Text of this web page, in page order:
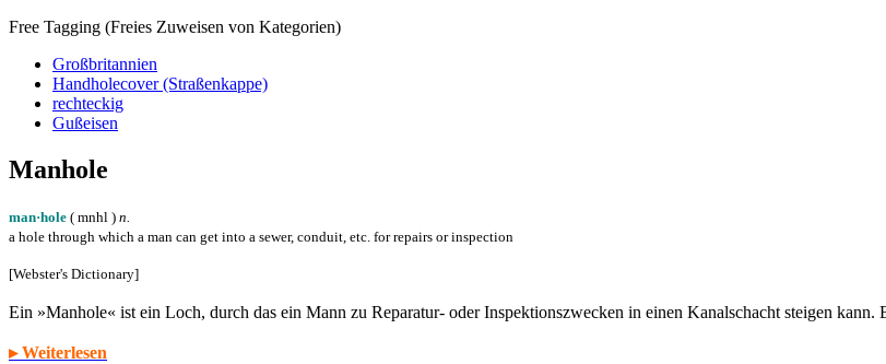
Free Tagging (Freies Zuweisen von Kategorien)
Großbritannien
Handholecover (Straßenkappe)
rechteckig
Gußeisen
Manhole
man·hole ( mnhl ) n.
a hole through which a man can get into a sewer, conduit, etc. for repairs or inspection
[Webster's Dictionary]
Ein »Manhole« ist ein Loch, durch das ein Mann zu Reparatur- oder Inspektionszwecken in einen Kanalschacht steigen kann.
▸ Weiterlesen